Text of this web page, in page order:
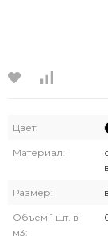
Цвет:
Материал:
Размер:
Объем 1 шт. в
м3: